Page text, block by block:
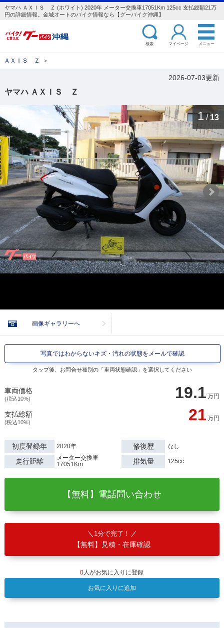
ヤマハ ＡＸＩＳ Ｚ (ホワイト) 2020年 メーター交換車17051Km 125cc 支払総額21万
円の詳細情報。金城オートのバイク情報なら【グーバイク沖縄】
検索 マイページ メニュー
ＡＸＩＳ Ｚ ＞
2026-07-03更新
ヤマハ ＡＸＩＳ Ｚ
1 / 13
画像ギャラリーへ
写真ではわからないキズ・汚れの状態をメールで確認
タップ後、お問合せ種別の「車両状態確認」を選択してください
車両価格
(税込10%) 19.1 万円
支払総額
(税込10%) 21 万円
初度登録年 2020年 修復歴 なし
走行距離
メーター交換車
17051Km
排気量 125cc
【無料】電話問い合わせ
1分で完了！
【無料】見積・在庫確認
0人がお気に入りに登録
お気に入りに追加